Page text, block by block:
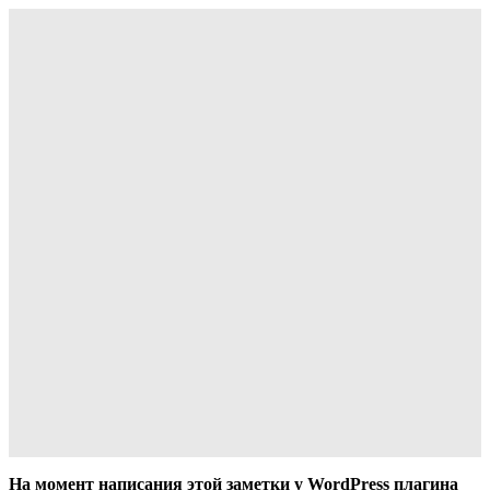
На момент написания этой заметки у WordPress плагина